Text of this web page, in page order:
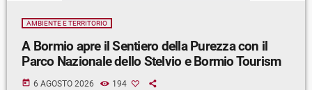
AMBIENTE E TERRITORIO
A Bormio apre il Sentiero della Purezza con il
Parco Nazionale dello Stelvio e Bormio Tourism
today 6 AGOSTO 2026 194